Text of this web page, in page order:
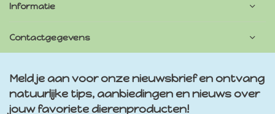
Informatie
Contactgegevens
Meld je aan voor onze nieuwsbrief en ontvang
natuurlijke tips, aanbiedingen en nieuws over
jouw favoriete dierenproducten!